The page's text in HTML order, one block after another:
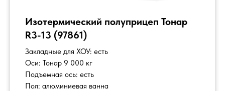
Изотермический полуприцеп Тонар
R3-13 (97861)
Закладные для ХОУ: есть
Оси: Тонар 9 000 кг
Подъемная ось: есть
Пол: алюминиевая ванна